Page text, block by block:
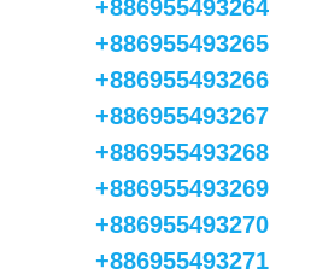
+886955493264
+886955493265
+886955493266
+886955493267
+886955493268
+886955493269
+886955493270
+886955493271